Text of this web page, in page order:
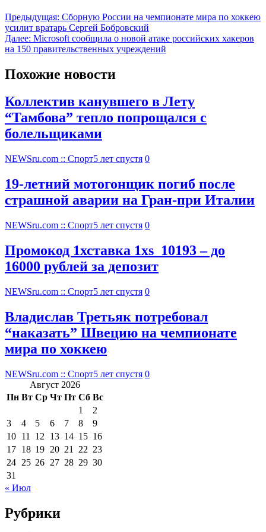
Предыдущая: Сборную России на чемпионате мира по хоккею
усилит вратарь Сергей Бобровский
Далее: Microsoft сообщила о новой атаке российских хакеров
на 150 правительственных учреждений
Похожие новости
Коллектив канувшего в Лету
“Тамбова” тепло попрощался с
болельщиками
NEWSru.com :: Спорт5 лет спустя 0
19-летний мотогонщик погиб после
страшной аварии на Гран-при Италии
NEWSru.com :: Спорт5 лет спустя 0
Промокод 1хставка 1xs_10193 – до
16000 рублей за депозит
NEWSru.com :: Спорт5 лет спустя 0
Владислав Третьяк потребовал
“наказать” Швецию на чемпионате
мира по хоккею
NEWSru.com :: Спорт5 лет спустя 0
Август 2026
Пн Вт Ср Чт Пт Сб Вс
1
2
3
4 5 6 7 8
9
10 11 12 13 14 15 16
17 18 19 20 21 22 23
24 25 26 27 28 29 30
31
« Июл
Рубрики